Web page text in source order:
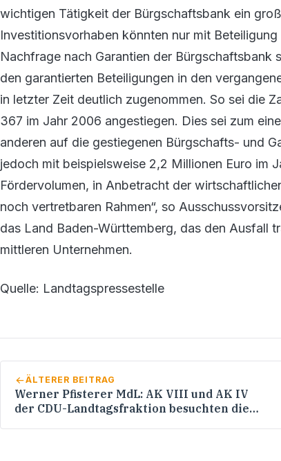
wichtigen Tätigkeit der Bürgschaftsbank ein
Investitionsvorhaben könnten nur mit
Nachfrage nach Garantien der
den garantierten Beteiligungen in den
in letzter Zeit deutlich zugenommen. So sei die
367 im Jahr 2006 angestiegen. Dies sei zum
anderen auf die gestiegenen Bürgschafts- und
jedoch mit beispielsweise 2,2 Millionen Euro im
Fördervolumen, in Anbetracht der
noch vertretbaren Rahmen“, so
das Land Baden-Württemberg, das den Ausfall
mittleren Unternehmen.
Quelle: Landtagspressestelle
ÄLTERER BEITRAG
Werner Pfisterer MdL: AK VIII und AK IV
der CDU-Landtagsfraktion besuchten die